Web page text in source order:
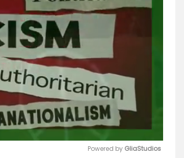
Powered by GliaStudios